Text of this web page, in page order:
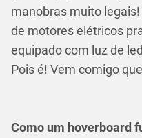
manobras muito
de motores elétricos
equipado com luz de
Pois é! Vem comigo
Como um hoverboard